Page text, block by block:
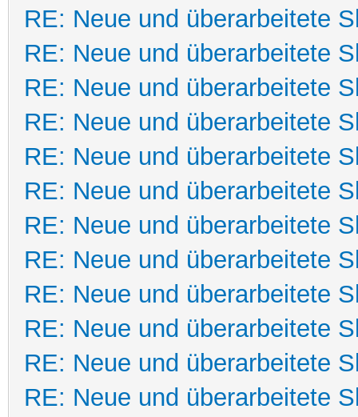
RE: Neue und überarbeitete
RE: Neue und überarbeitete
RE: Neue und überarbeitete
RE: Neue und überarbeitete
RE: Neue und überarbeitete
RE: Neue und überarbeitete
RE: Neue und überarbeitete
RE: Neue und überarbeitete
RE: Neue und überarbeitete
RE: Neue und überarbeitete
RE: Neue und überarbeitete
RE: Neue und überarbeitete